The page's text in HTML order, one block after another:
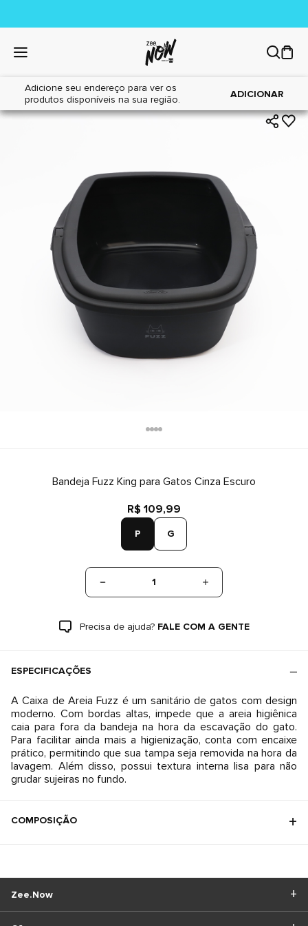
Adicione seu endereço para ver os
produtos disponíveis na sua região.
ADICIONAR
Home|Gatos|Areia Sanitária
Bandeja Fuzz King para Gatos Cinza Escuro
R$ 109,99
P G
1
Precisa de ajuda? FALE COM A GENTE
ESPECIFICAÇÕES
A Caixa de Areia Fuzz é um sanitário de gatos com design
moderno. Com bordas altas, impede que a areia higiênica
caia para fora da bandeja na hora da escavação do gato.
Para facilitar ainda mais a higienização, conta com encaixe
prático, permitindo que sua tampa seja removida na hora da
lavagem. Além disso, possui textura interna lisa para não
grudar sujeiras no fundo.
COMPOSIÇÃO
Zee.Now